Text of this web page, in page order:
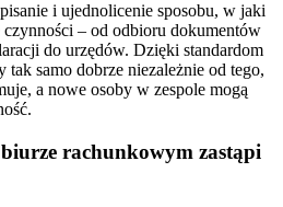
i ujednolicenie sposobu, w jaki
– od odbioru dokumentów
do urzędów. Dzięki standardom
tak samo dobrze niezależnie od tego,
a nowe osoby w zespole mogą
rachunkowym zastąpi